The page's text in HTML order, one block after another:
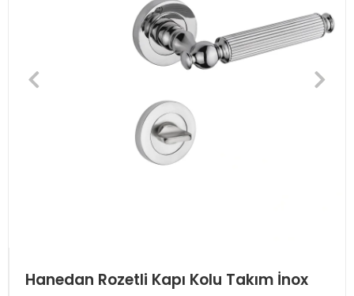
Hanedan Rozetli Kapı Kolu Takım İnox